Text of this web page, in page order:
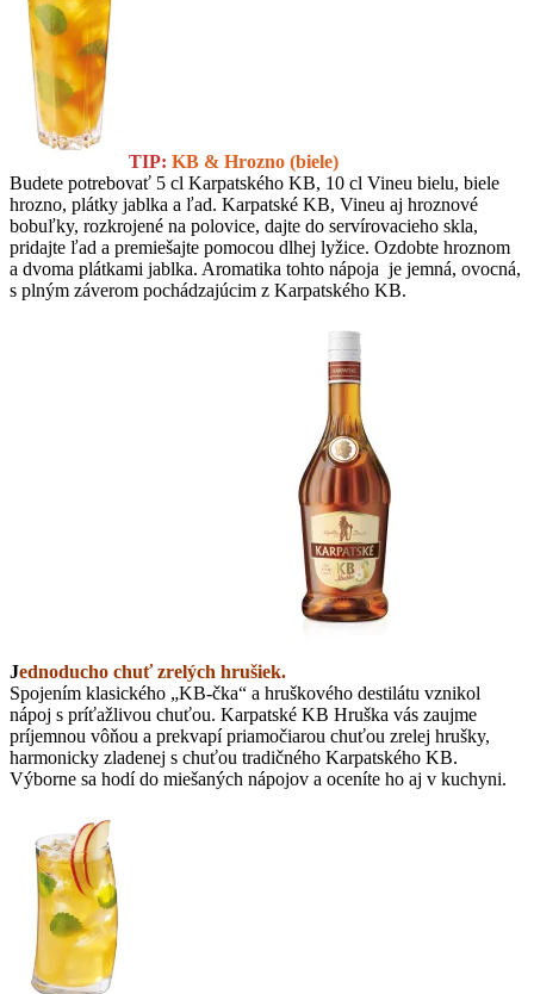
TIP: KB & Hrozno (biele)
Budete potrebovať 5 cl Karpatského KB, 10 cl Vineu bielu, biele
hrozno, plátky jablka a ľad. Karpatské KB, Vineu aj hroznové
bobuľky, rozkrojené na polovice, dajte do servírovacieho skla,
pridajte ľad a premiešajte pomocou dlhej lyžice. Ozdobte hroznom
a dvoma plátkami jablka. Aromatika tohto nápoja je jemná, ovocná,
s plným záverom pochádzajúcim z Karpatského KB.
Jednoducho chuť zrelých hrušiek.
Spojením klasického „KB-čka“ a hruškového destilátu vznikol
nápoj s príťažlivou chuťou. Karpatské KB Hruška vás zaujme
príjemnou vôňou a prekvapí priamočiarou chuťou zrelej hrušky,
harmonicky zladenej s chuťou tradičného Karpatského KB.
Výborne sa hodí do miešaných nápojov a oceníte ho aj v kuchyni.